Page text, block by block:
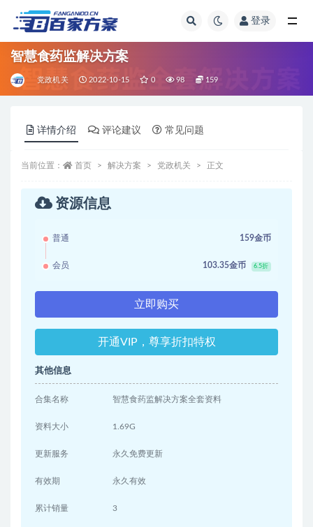
登录
智慧食药监解决方案
党政机关 2022-10-15 0 98 159
详情介绍 评论建议 常见问题
当前位置： 首页 解决方案 党政机关 正文
资源信息
普通 159金币
会员 103.35金币 6.5折
立即购买
开通VIP，尊享折扣特权
其他信息
合集名称 智慧食药监解决方案全套资料
资料大小 1.69G
更新服务 永久免费更新
有效期 永久有效
累计销量 3